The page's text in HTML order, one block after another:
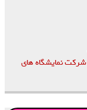
شرکت نمایشگاه های